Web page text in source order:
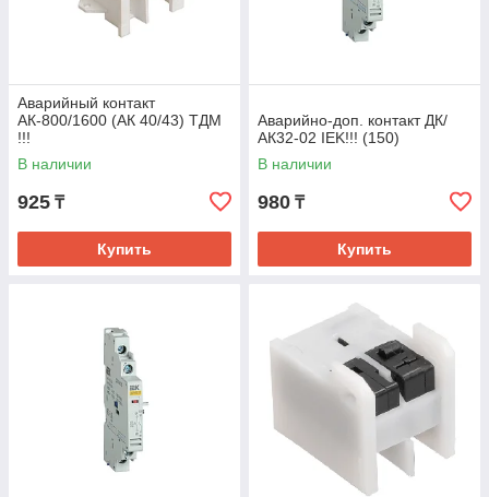
Аварийный контакт
АК-800/1600 (АК 40/43) ТДМ
!!!
В наличии
925 ₸
Купить
Аварийно-доп. контакт ДК/
АК32-02 IEK!!! (150)
В наличии
980 ₸
Купить